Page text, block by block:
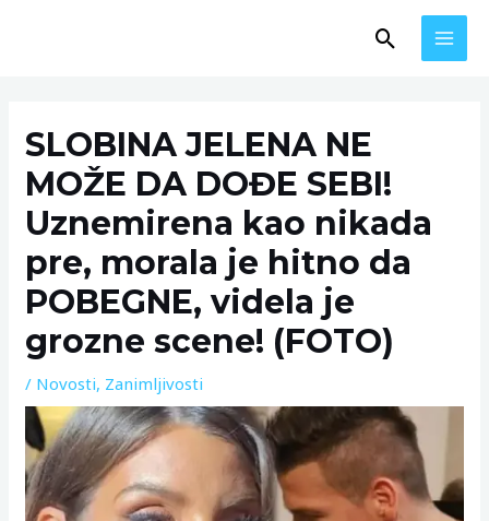
Search
SLOBINA JELENA NE
MOŽE DA DOĐE SEBI!
Uznemirena kao nikada
pre, morala je hitno da
POBEGNE, videla je
grozne scene! (FOTO)
/ Novosti, Zanimljivosti